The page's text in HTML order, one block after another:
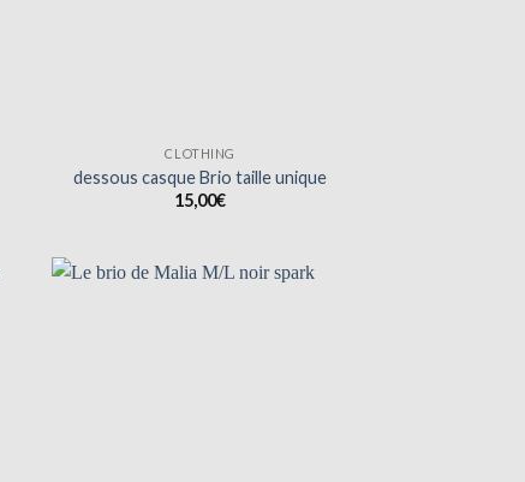
CLOTHING
dessous casque Brio taille unique
15,00€